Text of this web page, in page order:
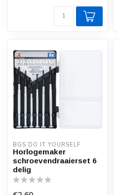
BGS DO IT YOURSELF
Horlogemaker
schroevendraaierset 6
delig